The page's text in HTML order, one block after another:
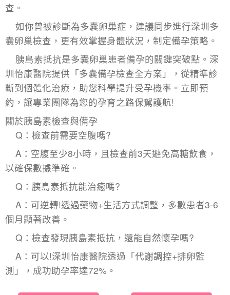
查。
如你曾被診斷為多囊卵巢症，建議同步進行深圳多
囊卵巢檢查，更有效掌握身體狀況，制定備孕策略。
胰島素抵抗是多囊卵巢患者備孕的關鍵突破點。深
圳怡康醫院提供「多囊備孕檢查全方案」，從精準診
斷到個體化治療，助您科學提升受孕機率。立即預
約，讓專業團隊為您的孕育之路保駕護航!
關於胰島素檢查與備孕
Q：檢查前需要空腹嗎?
A：空腹至少8小時，且檢查前3天避免高糖飲食，
以確保數據準確。
Q：胰島素抵抗能治癒嗎?
A：可逆轉!透過藥物+生活方式調整，多數患者3-6
個月顯著改善。
Q：檢查發現胰島素抵抗，還能自然懷孕嗎?
A：可以!深圳怡康醫院透過「代謝調控+排卵監
測」，成功助孕率達72%。